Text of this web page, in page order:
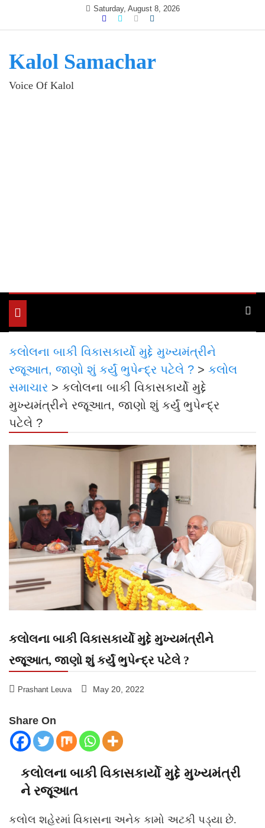
Saturday, August 8, 2026
Kalol Samachar
Voice Of Kalol
Toggle
navigation
કલોલના બાકી વિકાસકાર્યો મુદ્દે મુખ્યમંત્રીને
રજૂઆત, જાણો શું કર્યું ભુપેન્દ્ર પટેલે ? > કલોલ
સમાચાર > કલોલના બાકી વિકાસકાર્યો મુદ્દે
મુખ્યમંત્રીને રજૂઆત, જાણો શું કર્યું ભુપેન્દ્ર
પટેલે ?
કલોલના બાકી વિકાસકાર્યો મુદ્દે મુખ્યમંત્રીને
રજૂઆત, જાણો શું કર્યું ભુપેન્દ્ર પટેલે ?
Prashant Leuva May 20, 2022
Share On
કલોલના બાકી વિકાસકાર્યો મુદ્દે મુખ્યમંત્રી
ને રજૂઆત
કલોલ શહેરમાં વિકાસના અનેક કામો અટકી પડ્યા છે.